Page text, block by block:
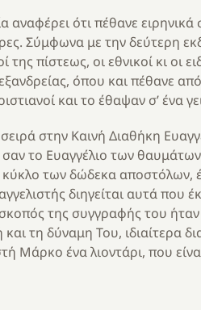
ότι πέθανε
Σύμφωνα με την δεύτερη
πίστεως, οι εθνικοί κι οι
όπου και πέθανε
και το έθαψαν σ’ ένα
στην Καινή Διαθήκη
σαν το Ευαγγέλιο των
των δώδεκα αποστόλων,
διηγείται αυτά που
της συγγραφής του
τη δύναμη Του, ιδιαίτερα
Μάρκο ένα λιοντάρι, που